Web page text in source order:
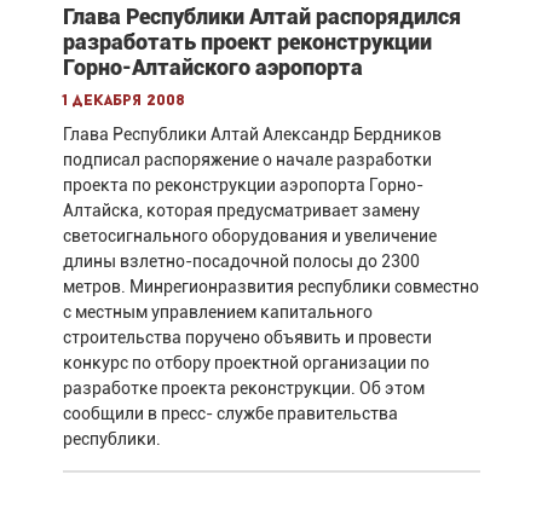
Глава Республики Алтай распорядился
разработать проект реконструкции
Горно-Алтайского аэропорта
1 декабря 2008
Глава Республики Алтай Александр Бердников
подписал распоряжение о начале разработки
проекта по реконструкции аэропорта Горно-
Алтайска, которая предусматривает замену
светосигнального оборудования и увеличение
длины взлетно-посадочной полосы до 2300
метров. Минрегионразвития республики совместно
с местным управлением капитального
строительства поручено объявить и провести
конкурс по отбору проектной организации по
разработке проекта реконструкции. Об этом
сообщили в пресс- службе правительства
республики.